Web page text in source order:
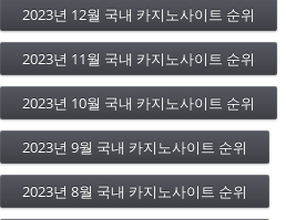
2023년 12월 국내 카지노사이트 순위
2023년 11월 국내 카지노사이트 순위
2023년 10월 국내 카지노사이트 순위
2023년 9월 국내 카지노사이트 순위
2023년 8월 국내 카지노사이트 순위